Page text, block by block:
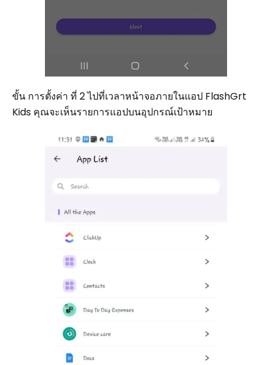
ขั้น การตั้งค่า ที่ 2 ไปที่เวลาหน้าจอภายในแอป FlashGrt
Kids คุณจะเห็นรายการแอปบนอุปกรณ์เป้าหมาย